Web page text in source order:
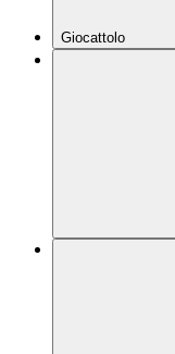
Giocattolo